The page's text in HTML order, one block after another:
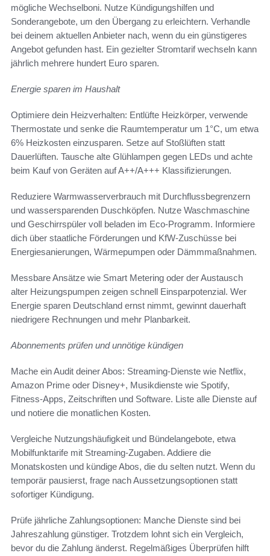
mögliche Wechselboni. Nutze Kündigungshilfen und
Sonderangebote, um den Übergang zu erleichtern. Verhandle
bei deinem aktuellen Anbieter nach, wenn du ein günstigeres
Angebot gefunden hast. Ein gezielter Stromtarif wechseln kann
jährlich mehrere hundert Euro sparen.
Energie sparen im Haushalt
Optimiere dein Heizverhalten: Entlüfte Heizkörper, verwende
Thermostate und senke die Raumtemperatur um 1°C, um etwa
6% Heizkosten einzusparen. Setze auf Stoßlüften statt
Dauerlüften. Tausche alte Glühlampen gegen LEDs und achte
beim Kauf von Geräten auf A++/A+++ Klassifizierungen.
Reduziere Warmwasserverbrauch mit Durchflussbegrenzern
und wassersparenden Duschköpfen. Nutze Waschmaschine
und Geschirrspüler voll beladen im Eco-Programm. Informiere
dich über staatliche Förderungen und KfW-Zuschüsse bei
Energiesanierungen, Wärmepumpen oder Dämmmaßnahmen.
Messbare Ansätze wie Smart Metering oder der Austausch
alter Heizungspumpen zeigen schnell Einsparpotenzial. Wer
Energie sparen Deutschland ernst nimmt, gewinnt dauerhaft
niedrigere Rechnungen und mehr Planbarkeit.
Abonnements prüfen und unnötige kündigen
Mache ein Audit deiner Abos: Streaming-Dienste wie Netflix,
Amazon Prime oder Disney+, Musikdienste wie Spotify,
Fitness-Apps, Zeitschriften und Software. Liste alle Dienste auf
und notiere die monatlichen Kosten.
Vergleiche Nutzungshäufigkeit und Bündelangebote, etwa
Mobilfunktarife mit Streaming-Zugaben. Addiere die
Monatskosten und kündige Abos, die du selten nutzt. Wenn du
temporär pausierst, frage nach Aussetzungsoptionen statt
sofortiger Kündigung.
Prüfe jährliche Zahlungsoptionen: Manche Dienste sind bei
Jahreszahlung günstiger. Trotzdem lohnt sich ein Vergleich,
bevor du die Zahlung änderst. Regelmäßiges Überprüfen hilft